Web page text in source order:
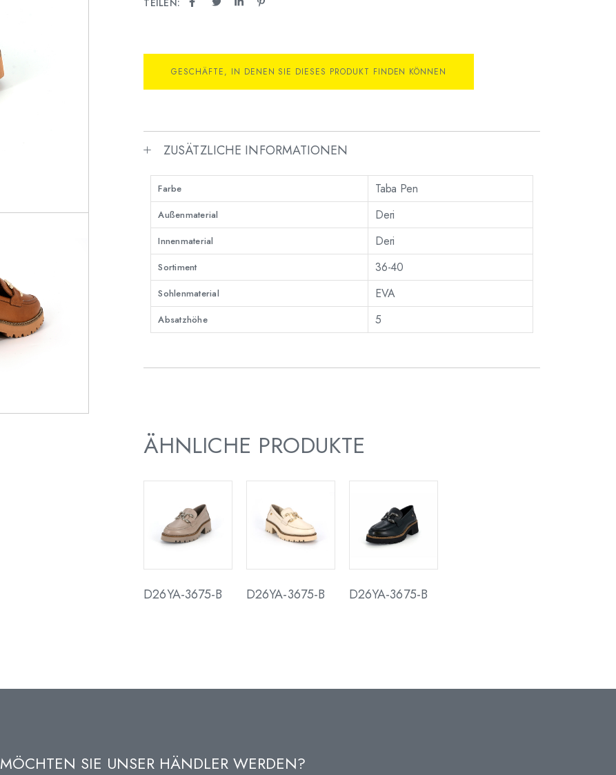
TEILEN:
GESCHÄFTE, IN DENEN SIE DIESES PRODUKT FINDEN KÖNNEN
ZUSÄTZLICHE INFORMATIONEN
Farbe Taba Pen
Außenmaterial Deri
Innenmaterial Deri
Sortiment 36-40
Sohlenmaterial EVA
Absatzhöhe 5
ÄHNLICHE PRODUKTE
D26YA-3675-B D26YA-3675-B D26YA-3675-B
MÖCHTEN SIE UNSER HÄNDLER WERDEN?